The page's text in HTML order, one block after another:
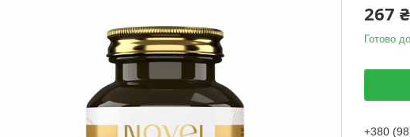
267 ₴
Готово
+380